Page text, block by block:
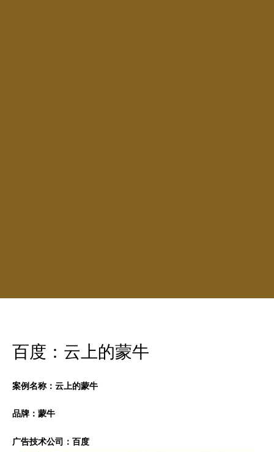
百度：云上的蒙牛
案例名称：云上的蒙牛
品牌：蒙牛
广告技术公司：百度